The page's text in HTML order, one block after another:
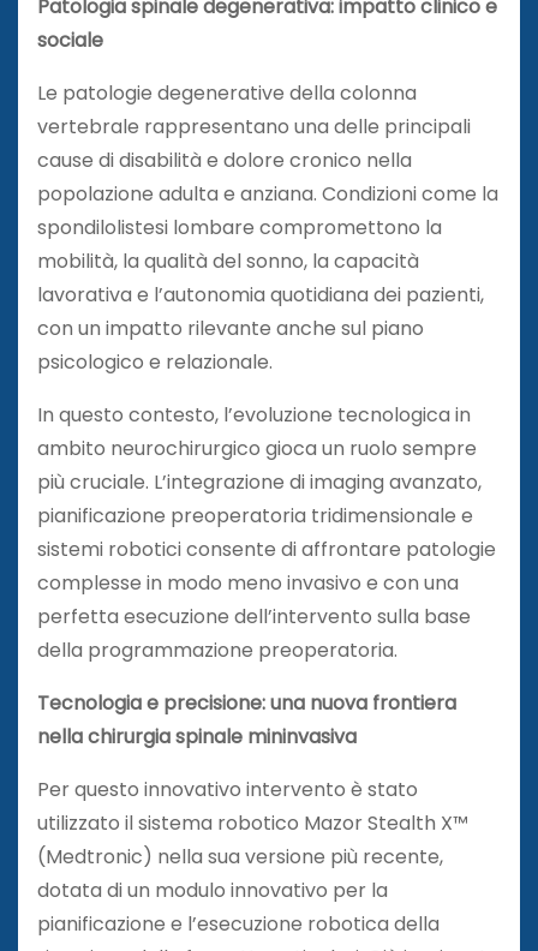
Patologia spinale degenerativa: impatto clinico e
sociale
Le patologie degenerative della colonna
vertebrale rappresentano una delle principali
cause di disabilità e dolore cronico nella
popolazione adulta e anziana. Condizioni come la
spondilolistesi lombare compromettono la
mobilità, la qualità del sonno, la capacità
lavorativa e l’autonomia quotidiana dei pazienti,
con un impatto rilevante anche sul piano
psicologico e relazionale.
In questo contesto, l’evoluzione tecnologica in
ambito neurochirurgico gioca un ruolo sempre
più cruciale. L’integrazione di imaging avanzato,
pianificazione preoperatoria tridimensionale e
sistemi robotici consente di affrontare patologie
complesse in modo meno invasivo e con una
perfetta esecuzione dell’intervento sulla base
della programmazione preoperatoria.
Tecnologia e precisione: una nuova frontiera
nella chirurgia spinale mininvasiva
Per questo innovativo intervento è stato
utilizzato il sistema robotico Mazor Stealth X™
(Medtronic) nella sua versione più recente,
dotata di un modulo innovativo per la
pianificazione e l’esecuzione robotica della